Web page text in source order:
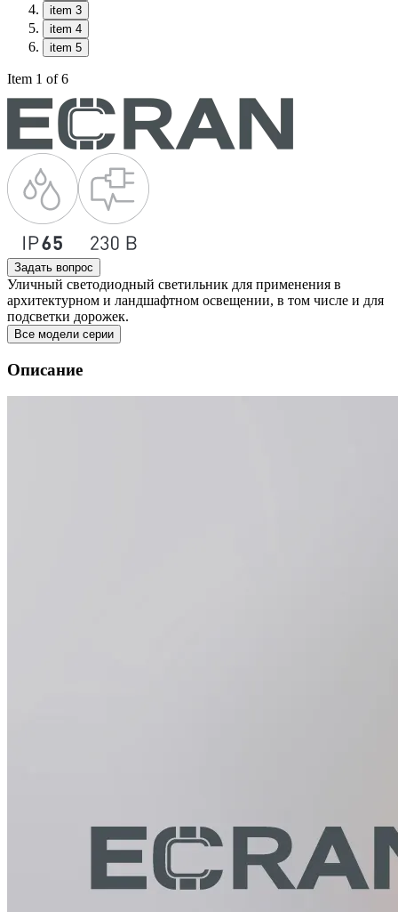
item 3
item 4
item 5
Item 1 of 6
Задать вопрос
Уличный светодиодный светильник для применения в
архитектурном и ландшафтном освещении, в том числе и для
подсветки дорожек.
Все модели серии
Описание